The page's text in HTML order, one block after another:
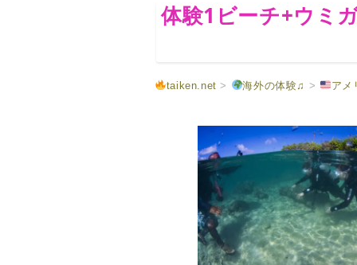
体験1ビーチ+ウミ
taiken.net > 海外の体験♫ > アメ